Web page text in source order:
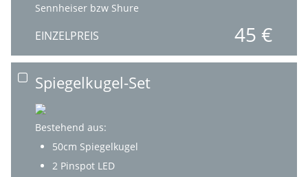
Sennheiser bzw Shure
EINZELPREIS 45 €
Spiegelkugel-Set
Bestehend aus:
50cm Spiegelkugel
2 Pinspot LED